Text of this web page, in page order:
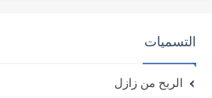
التسميات
الربح من زازل